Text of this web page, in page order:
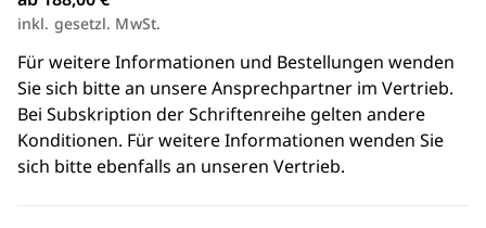
inkl. gesetzl. MwSt.
Für weitere Informationen und Bestellungen wenden
Sie sich bitte an unsere Ansprechpartner im Vertrieb.
Bei Subskription der Schriftenreihe gelten andere
Konditionen. Für weitere Informationen wenden Sie
sich bitte ebenfalls an unseren Vertrieb.